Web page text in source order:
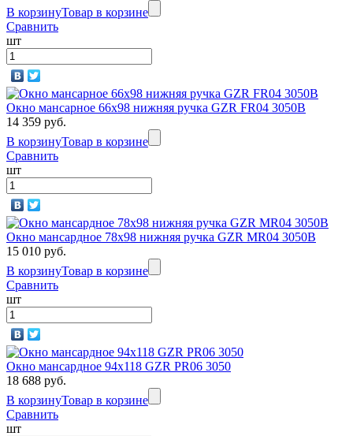
В корзинуТовар в корзине
Сравнить
шт
Окно мансарное 66x98 нижняя ручка GZR FR04 3050B
14 359 руб.
В корзинуТовар в корзине
Сравнить
шт
Окно мансардное 78x98 нижняя ручка GZR MR04 3050B
15 010 руб.
В корзинуТовар в корзине
Сравнить
шт
Окно мансардное 94x118 GZR PR06 3050
18 688 руб.
В корзинуТовар в корзине
Сравнить
шт